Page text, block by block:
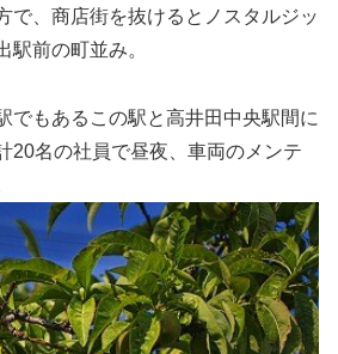
で、商店街を抜けるとノスタルジッ
駅前の町並み。
でもあるこの駅と高井田中央駅間に
20名の社員で昼夜、車両のメンテ